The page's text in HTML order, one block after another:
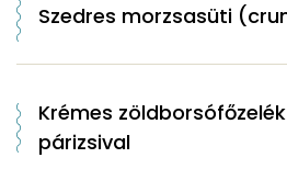
Szedres morzsasüti
Krémes
párizsival